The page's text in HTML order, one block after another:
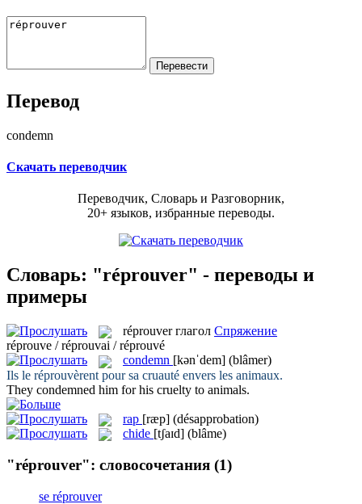
Перевод
condemn
Скачать переводчик
Переводчик, Словарь и Разговорник,
20+ языков, избранные переводы.
Словарь: "réprouver" - переводы и
примеры
réprouver глагол Спряжение
réprouve / réprouvai / réprouvé
condemn [kənˈdem] (blâmer)
Ils le réprouvèrent pour sa cruauté envers les animaux.
They condemned him for his cruelty to animals.
rap [ræp] (désapprobation)
chide [tʃaɪd] (blâme)
"réprouver": словосочетания (1)
se réprouver